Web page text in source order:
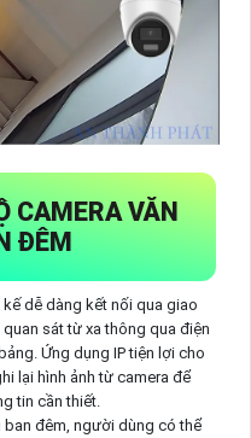
CAMERA VĂN
ĐÊM
dễ dàng kết nối qua giao
sát từ xa thông qua điện
Ứng dụng IP tiện lợi cho
lại hình ảnh từ camera để
tin cần thiết.
đêm, người dùng có thể